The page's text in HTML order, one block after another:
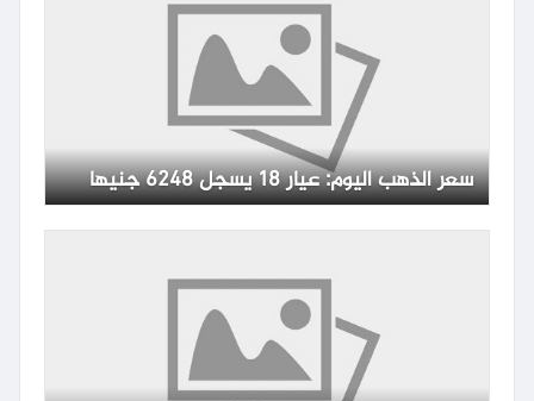
سعر الذهب اليوم: عيار 18 يسجل 6248 جنيها